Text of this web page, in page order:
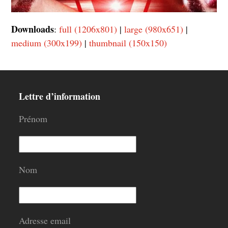
Downloads:full (1206x801) |large (980x651) |
medium (300x199) |thumbnail (150x150)
Lettre d’information
Prénom
Nom
Adresse email